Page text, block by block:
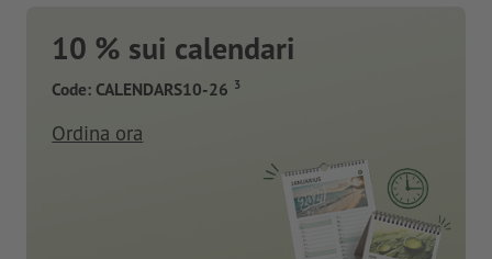
10 % sui calendari
Code: CALENDARS10-26 3
Ordina ora